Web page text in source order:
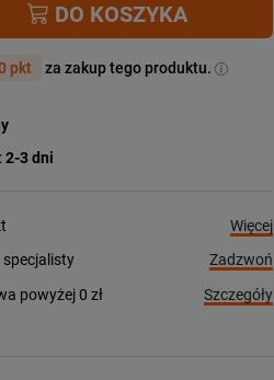
DO KOSZYKA
pkt za zakup tego produktu.
2-3 dni
Więcej
Zadzwoń
powyżej 0 zł
Szczegóły